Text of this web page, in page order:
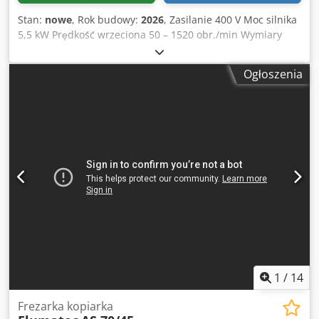
Ajyuculem Rokr NAJWAŻNIEJSZE CECHY Żeliwna
konstrukcja tłumiąca drgania Wrzeciono pionowe i poziome
ISO50 Automatyczny posuw wszystkich trzech osi Szybki
posuw wszystkich trzech osi Bezstopniowa regulacja
posuwu Serwonapędy o momencie 10 Nm Cyfrowy odczyt
położenia DRO Duży stół roboczy o nośności 500 kg
Osłona stołu roboczego dostępna opcjonalnie DANE
TECHNICZNE Wymiary stołu: 1600 x 360 mm Maksymalne
obciążenie stołu: 500 kg Zakres obrotu stołu: od -45° do
mm/min Szybki posuw osi Z: 600 mm/min Liczba rowków
teowych: 3 Szerokość rowków teowych: 18 mm Rozstaw
rowków teowych: 80 mm Stożek wrzeciona poziomego:
ISO50 Stożek wrzeciona pionowego: ISO50 Przesuw
Stan: nowe, Rok budowy: 2026, Zasilanie 400 V Moc silnika
5,5 kW Prędkość wrzeciona 50 – 1520 obr./min Wymiary
stołu 1700 × 400 mm Dsdpezr I Spofx Am Rokr Max
obciążenie stołu 1000kg Zakres ruchu stołu 1300x400x600
mm Maksymalna obciążenie stołu 1000 kg Typ maszyny
Ogłoszenia
1 / 14
Frezarka kopiarka